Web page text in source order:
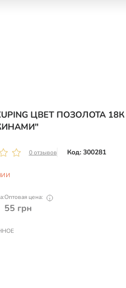
ЦВЕТ ПОЗОЛОТА
0 отзывов Код: 300281
Оптовая цена:
55 грн